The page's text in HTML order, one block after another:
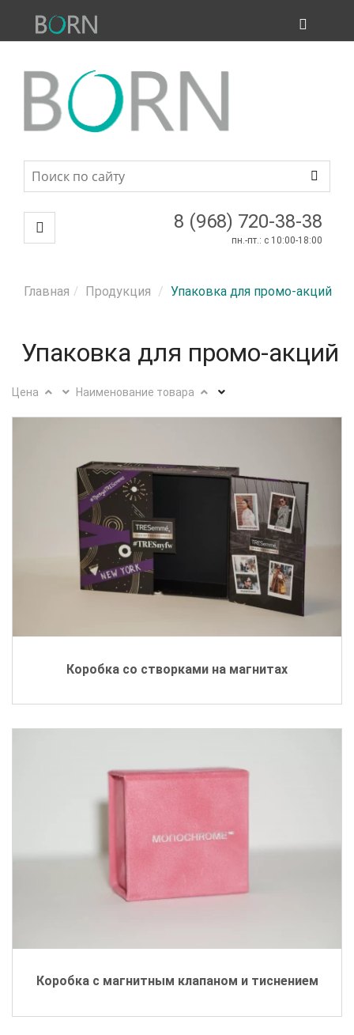
8 (968) 720-38-38
пн.-пт.: c 10:00-18:00
ПРОДУКЦИЯ
Главная Продукция Упаковка для промо-акций
Упаковка для промо-акций
Цена Наименование товара
Коробка со створками на магнитах
Коробка с магнитным клапаном и тиснением